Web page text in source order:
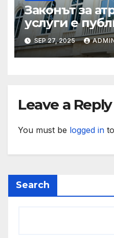
Законът за
услуги е
обществено
SEP 27, 2025
Leave a Reply
You must be logged in
Search